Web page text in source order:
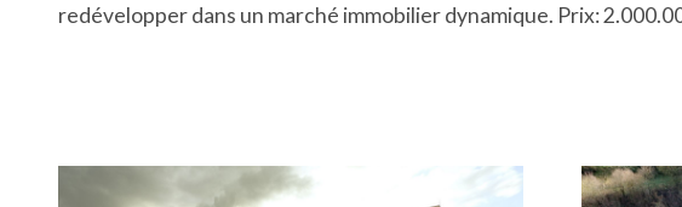
redévelopper dans un marché immobilier dynamique. Prix: